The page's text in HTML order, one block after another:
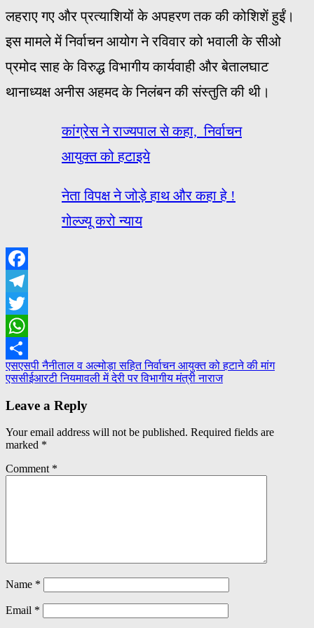
लहराए गए और प्रत्याशियों के अपहरण तक की कोशिशें हुईं।
इस मामले में निर्वाचन आयोग ने रविवार को भवाली के सीओ
प्रमोद साह के विरुद्ध विभागीय कार्यवाही और बेतालघाट
थानाध्यक्ष अनीस अहमद के निलंबन की संस्तुति की थी।
कांग्रेस ने राज्यपाल से कहा, निर्वाचन
आयुक्त को हटाइये
नेता विपक्ष ने जोड़े हाथ और कहा हे !
गोल्ज्यू करो न्याय
Facebook
Telegram
Twitter
WhatsApp
Share
Post
navigation
एसएसपी नैनीताल व अल्मोड़ा सहित निर्वाचन आयुक्त को हटाने की मांग
एससीईआरटी नियमावली में देरी पर विभागीय मंत्री नाराज
Leave a Reply
Your email address will not be published. Required fields are
marked *
Comment *
Name *
Email *